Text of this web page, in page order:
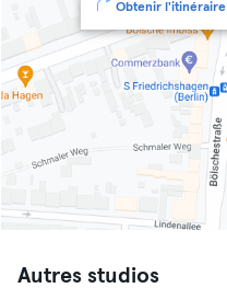
Obtenir l'itinéraire
Autres studios